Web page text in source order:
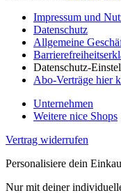
Impressum und
Datenschutz
Allgemeine
Datenschutz-
Abo-Verträge hier
Unternehmen
Weitere nice Shops
Vertrag widerrufen
Personalisiere dein
Nur mit deiner